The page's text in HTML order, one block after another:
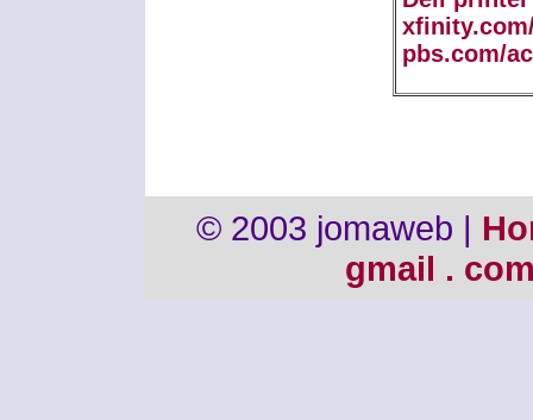
pbs.com/
© 2003 jomaweb |
gmail .